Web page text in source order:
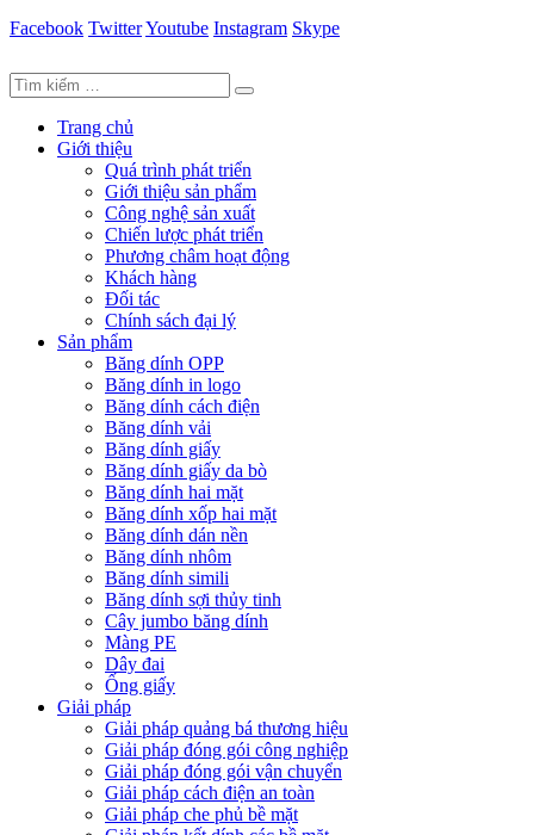
Facebook TwitterYoutube Instagram Skype
Trang chủ
Giới thiệu
Quá trình phát triển
Giới thiệu sản phẩm
Công nghệ sản xuất
Chiến lược phát triển
Phương châm hoạt động
Khách hàng
Đối tác
Chính sách đại lý
Sản phẩm
Băng dính OPP
Băng dính in logo
Băng dính cách điện
Băng dính vải
Băng dính giấy
Băng dính giấy da bò
Băng dính hai mặt
Băng dính xốp hai mặt
Băng dính dán nền
Băng dính nhôm
Băng dính simili
Băng dính sợi thủy tinh
Cây jumbo băng dính
Màng PE
Dây đai
Ống giấy
Giải pháp
Giải pháp quảng bá thương hiệu
Giải pháp đóng gói công nghiệp
Giải pháp đóng gói vận chuyển
Giải pháp cách điện an toàn
Giải pháp che phủ bề mặt